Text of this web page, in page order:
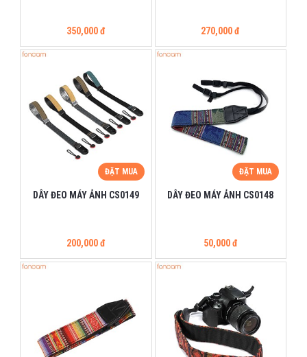
350,000 đ 270,000 đ
ĐẶT MUA
DÂY ĐEO MÁY ẢNH CS0149
200,000 đ
ĐẶT MUA
DÂY ĐEO MÁY ẢNH CS0148
50,000 đ